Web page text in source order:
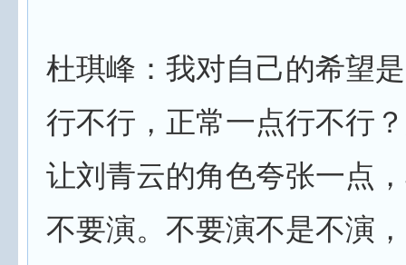
杜琪峰：我对自己的希望
行不行，正常一点行不行
让刘青云的角色夸张一点
不要演。不要演不是不演